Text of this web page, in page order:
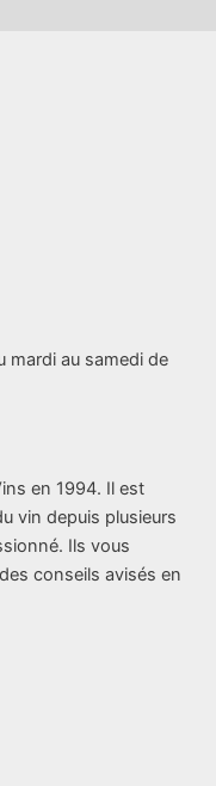
mardi au samedi de
en 1994. Il est
vin depuis plusieurs
Ils vous
conseils avisés en